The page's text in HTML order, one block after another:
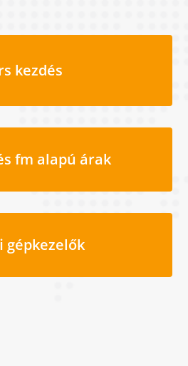
kezdés
fm alapú árak
gépkezelők